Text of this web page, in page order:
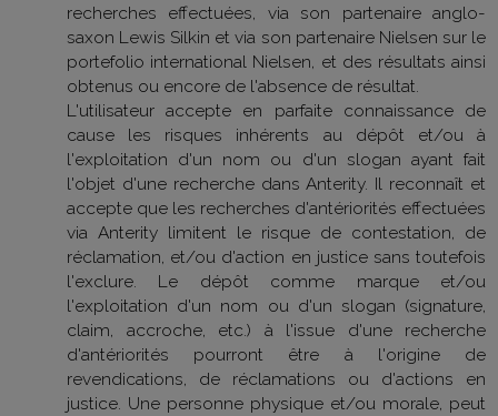
recherches effectuées, via son partenaire anglo-
saxon Lewis Silkin et via son partenaire Nielsen sur le
portefolio international Nielsen, et des résultats ainsi
obtenus ou encore de l'absence de résultat.
L'utilisateur accepte en parfaite connaissance de
cause les risques inhérents au dépôt et/ou à
l'exploitation d'un nom ou d'un slogan ayant fait
l'objet d'une recherche dans Anterity. Il reconnaît et
accepte que les recherches d'antériorités effectuées
via Anterity limitent le risque de contestation, de
réclamation, et/ou d'action en justice sans toutefois
l'exclure. Le dépôt comme marque et/ou
l'exploitation d'un nom ou d'un slogan (signature,
claim, accroche, etc.) à l'issue d'une recherche
d'antériorités pourront être à l'origine de
revendications, de réclamations ou d'actions en
justice. Une personne physique et/ou morale, peut